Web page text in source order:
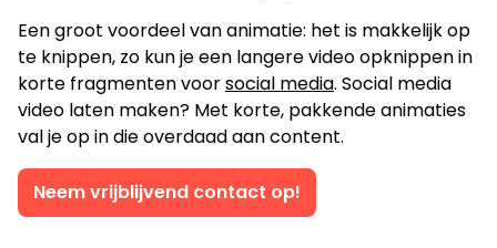
Je kunt ook bellen of mailen
info@bigfish.nl 040 - 84 34 090
Eindhoven
Vonderweg 26
Amsterdam
Boeing Avenue 245
Een groot voordeel van animatie: het is makkelijk op
te knippen, zo kun je een langere video opknippen in
korte fragmenten voorsocial media. Social media
video laten maken? Met korte, pakkende animaties
val je op in die overdaad aan content.
Neem vrijblijvend contact op!